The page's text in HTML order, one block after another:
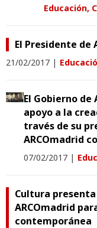
Educación,
El Presidente de
21/02/2017 |
El Gobierno de
apoyo a la
través de su
ARCOmadrid
07/02/2017 |
Cultura
ARCOmadrid
contemporánea